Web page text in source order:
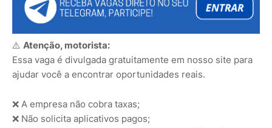
⚠️ Atenção, motorista:
Essa vaga é divulgada gratuitamente em nosso site para
ajudar você a encontrar oportunidades reais.
❌ A empresa não cobra taxas;
❌ Não solicita aplicativos pagos;